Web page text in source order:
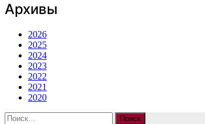
Архивы
2026
2025
2024
2023
2022
2021
2020
Найти: